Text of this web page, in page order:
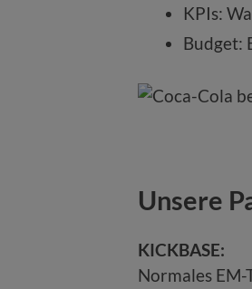
KPIs:
Budget:
Unsere
KICKBASE:
Normales